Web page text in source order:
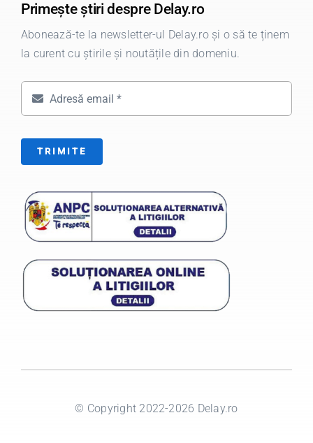
Primește știri despre Delay.ro
Abonează-te la newsletter-ul Delay.ro și o să te ținem
la curent cu știrile și noutățile din domeniu.
TRIMITE
© Copyright 2022-2026 Delay.ro